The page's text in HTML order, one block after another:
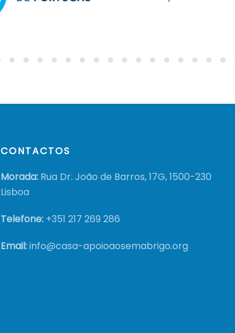
CONTACTOS
Morada: Rua Dr. João de Barros, 17G, 1500-230
Lisboa
Telefone: +351217 269 286
Email:info@casa-apoioaosemabrigo.org